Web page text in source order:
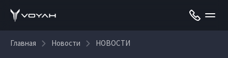
Главная Новости НОВОСТИ